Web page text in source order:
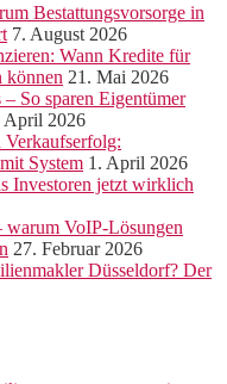
Bestattungsvorsorge in
7. August 2026
Wann Kredite für
können 21. Mai 2026
So sparen Eigentümer
April 2026
System 1. April 2026
Investoren jetzt wirklich
VoIP-Lösungen
27. Februar 2026
Düsseldorf? Der